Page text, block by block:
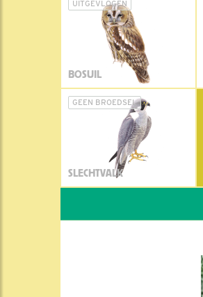
UITGEVLOGEN
BOSUIL
GEEN BROEDSEL
SLECHTVALK